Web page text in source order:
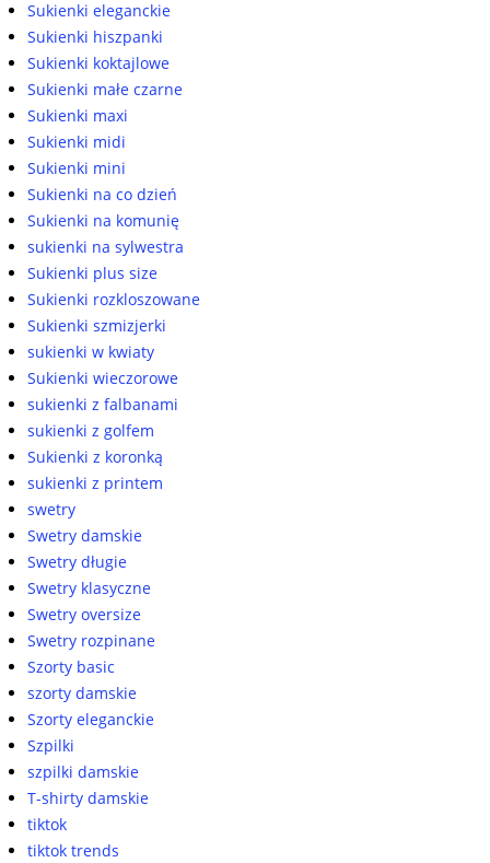
Sukienki eleganckie
Sukienki hiszpanki
Sukienki koktajlowe
Sukienki małe czarne
Sukienki maxi
Sukienki midi
Sukienki mini
Sukienki na co dzień
Sukienki na komunię
sukienki na sylwestra
Sukienki plus size
Sukienki rozkloszowane
Sukienki szmizjerki
sukienki w kwiaty
Sukienki wieczorowe
sukienki z falbanami
sukienki z golfem
Sukienki z koronką
sukienki z printem
swetry
Swetry damskie
Swetry długie
Swetry klasyczne
Swetry oversize
Swetry rozpinane
Szorty basic
szorty damskie
Szorty eleganckie
Szpilki
szpilki damskie
T-shirty damskie
tiktok
tiktok trends